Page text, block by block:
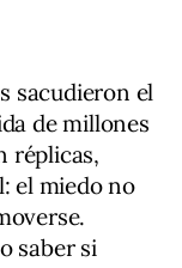
sacudieron el
de millones
réplicas,
el miedo no
saber si